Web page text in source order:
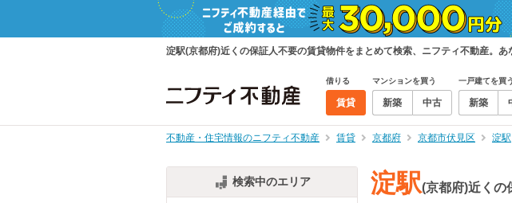
淀駅(京都府)近くの保証人不要の賃貸物件をまとめて検索、ニフティ不動産。あ
借りる
賃貸
マンションを買う
新築 中古
一戸建てを買う
新築
不動産・住宅情報のニフティ不動産 賃貸 京都府 京都市伏見区 淀駅
検索中のエリア 淀駅(京都府)近くの